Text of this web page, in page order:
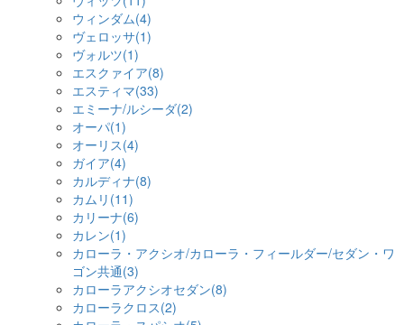
ウィンダム(4)
ヴェロッサ(1)
ヴォルツ(1)
エスクァイア(8)
エスティマ(33)
エミーナ/ルシーダ(2)
オーパ(1)
オーリス(4)
ガイア(4)
カルディナ(8)
カムリ(11)
カリーナ(6)
カレン(1)
カローラ・アクシオ/カローラ・フィールダー/セダン・ワ
ゴン共通(3)
カローラアクシオセダン(8)
カローラクロス(2)